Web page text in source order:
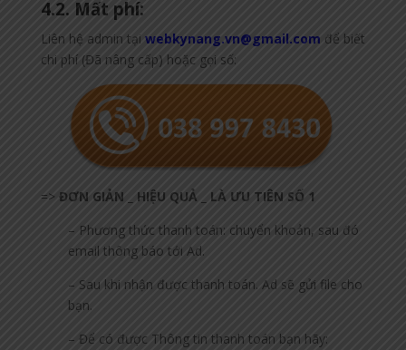
4.2. Mất phí:
Liên hệ admin tại webkynang.vn@gmail.com để biết
chi phí (Đã nâng cấp) hoặc gọi số:
=> ĐƠN GIẢN _ HIỆU QUẢ _ LÀ ƯU TIÊN SỐ 1
– Phương thức thanh toán: chuyển khoản, sau đó
email thông báo tới Ad.
– Sau khi nhận được thanh toán. Ad sẽ gửi file cho
bạn.
– Để có được Thông tin thanh toán bạn hãy: